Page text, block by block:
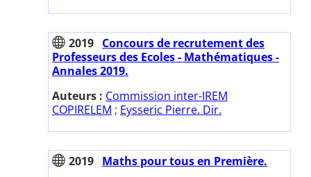
2019 Concours de recrutement des
Professeurs des Ecoles - Mathématiques -
Annales 2019.
Auteurs : Commission inter-IREM
COPIRELEM ; Eysseric Pierre. Dir.
2019 Maths pour tous en Première.